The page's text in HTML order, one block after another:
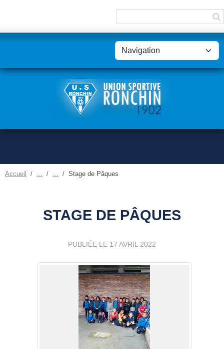
Accueil Stage de Pâques
STAGE DE PÂQUES
PUBLIÉE LE 17 AVRIL 2022